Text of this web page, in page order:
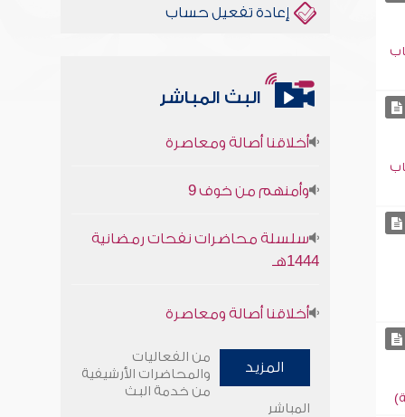
إعادة تفعيل حساب
البث المباشر
أخلاقنا أصالة ومعاصرة
سلسلة محاضرات نفحات رمضانية
المزيد
من الفعاليات
والمحاضرات الأرشيفية
من خدمة البث
المباشر